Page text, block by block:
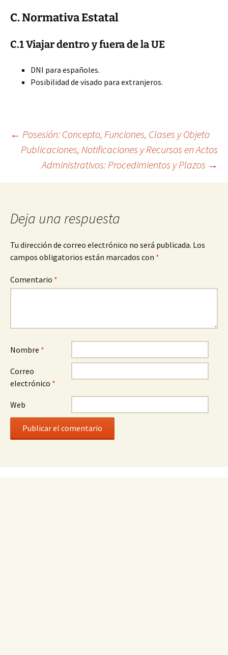
C. Normativa Estatal
C.1 Viajar dentro y fuera de la UE
DNI para españoles.
Posibilidad de visado para extranjeros.
Navegación
← Posesión: Concepto, Funciones, Clases y Objeto
Publicaciones, Notificaciones y Recursos en Actos
Administrativos: Procedimientos y Plazos →
Deja una respuesta
Tu dirección de correo electrónico no será publicada. Los
campos obligatorios están marcados con *
Comentario *
Nombre *
Correo
electrónico *
Web